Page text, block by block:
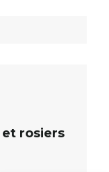
rosiers